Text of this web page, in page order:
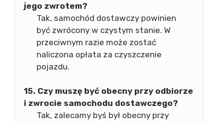
jego zwrotem?
Tak, samochód dostawczy powinien
być zwrócony w czystym stanie. W
przeciwnym razie może zostać
naliczona opłata za czyszczenie
pojazdu.
15. Czy muszę być obecny przy odbiorze
i zwrocie samochodu dostawczego?
Tak, zalecamy byś był obecny przy